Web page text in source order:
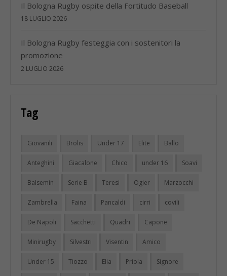
Il Bologna Rugby ospite della Fortitudo Baseball
18 LUGLIO 2026
Il Bologna Rugby festeggia con i sostenitori la
promozione
2 LUGLIO 2026
Tag
Giovanili Brolis Under 17 Elite Ballo
Anteghini Giacalone Chico under 16 Soavi
Balsemin Serie B Teresi Ogier Marzocchi
Zambrella Faina Pancaldi cirri covili
De Napoli Sacchetti Quadri Capone
Minirugby Silvestri Visentin Amico
Under 15 Tiozzo Elia Priola Signore